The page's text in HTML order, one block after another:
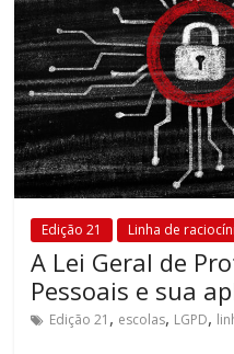
Edição 21 Linha de
A Lei Geral de
Pessoais e sua
Edição 21 , escolas, LGPD,